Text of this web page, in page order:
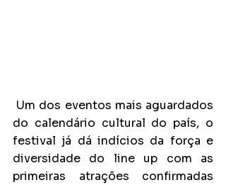
Um dos eventos mais aguardados
do calendário cultural do país, o
festival já dá indícios da força e
diversidade do line up com as
primeiras atrações confirmadas